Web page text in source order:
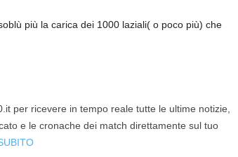
più la carica dei 1000 laziali( o poco più) che
per ricevere in tempo reale tutte le ultime notizie,
e le cronache dei match direttamente sul tuo